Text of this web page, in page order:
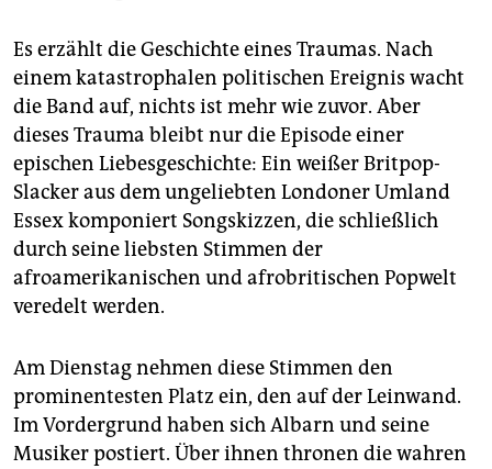
Es erzählt die Geschichte eines Traumas. Nach
einem katastrophalen politischen Ereignis wacht
die Band auf, nichts ist mehr wie zuvor. Aber
dieses Trauma bleibt nur die Episode einer
epischen Liebesgeschichte: Ein weißer Britpop-
Slacker aus dem ungeliebten Londoner Umland
Essex komponiert Songskizzen, die schließlich
durch seine liebsten Stimmen der
afroamerikanischen und afrobritischen Popwelt
veredelt werden.
Am Dienstag nehmen diese Stimmen den
prominentesten Platz ein, den auf der Leinwand.
Im Vordergrund haben sich Albarn und seine
Musiker postiert. Über ihnen thronen die wahren